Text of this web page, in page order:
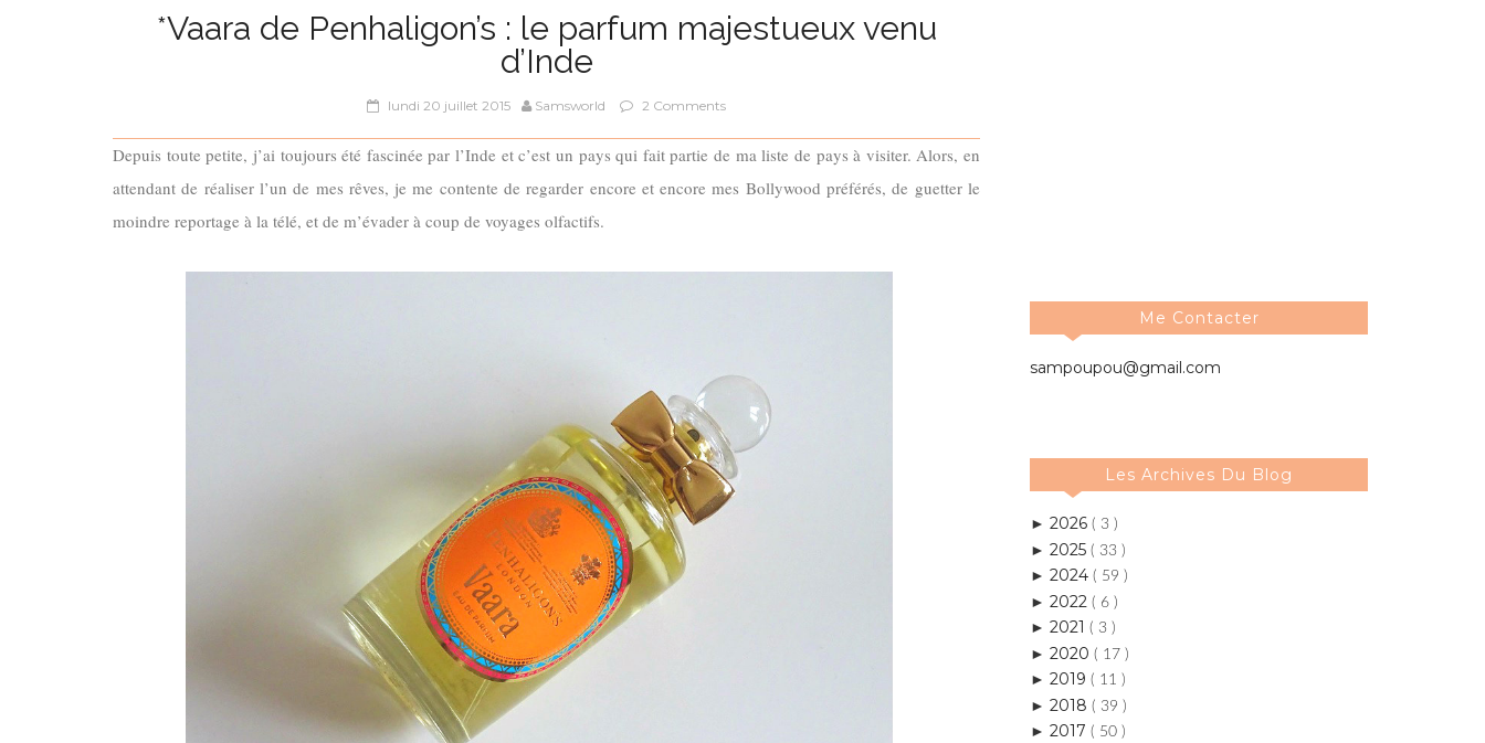
*Vaara de Penhaligon’s : le parfum majestueux venu
d’Inde
lundi 20 juillet 2015 Samsworld 2 Comments
Depuis toute petite, j’ai toujours été fascinée par l’Inde et c’est un pays qui fait partie de ma liste de pays à visiter. Alors, en
attendant de réaliser l’un de mes rêves, je me contente de regarder encore et encore mes Bollywood préférés, de guetter le
moindre reportage à la télé, et de m’évader à coup de voyages olfactifs.
Me Contacter
sampoupou@gmail.com
Les Archives Du Blog
► 2026 ( 3 )
► 2025 ( 33 )
► 2024 ( 59 )
► 2022 ( 6 )
► 2021 ( 3 )
► 2020 ( 17 )
► 2019 ( 11 )
► 2018 ( 39 )
► 2017 ( 50 )